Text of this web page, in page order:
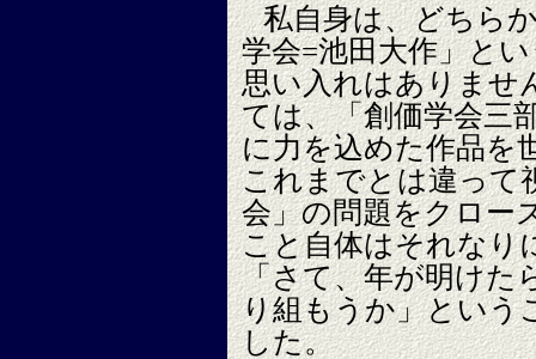
私自身は、どちら
学会=池田大作」と
思い入れはありませ
ては、「創価学会三
に力を込めた作品を
これまでとは違って
会」の問題をクロー
こと自体はそれなり
「さて、年が明けた
り組もうか」という
した。